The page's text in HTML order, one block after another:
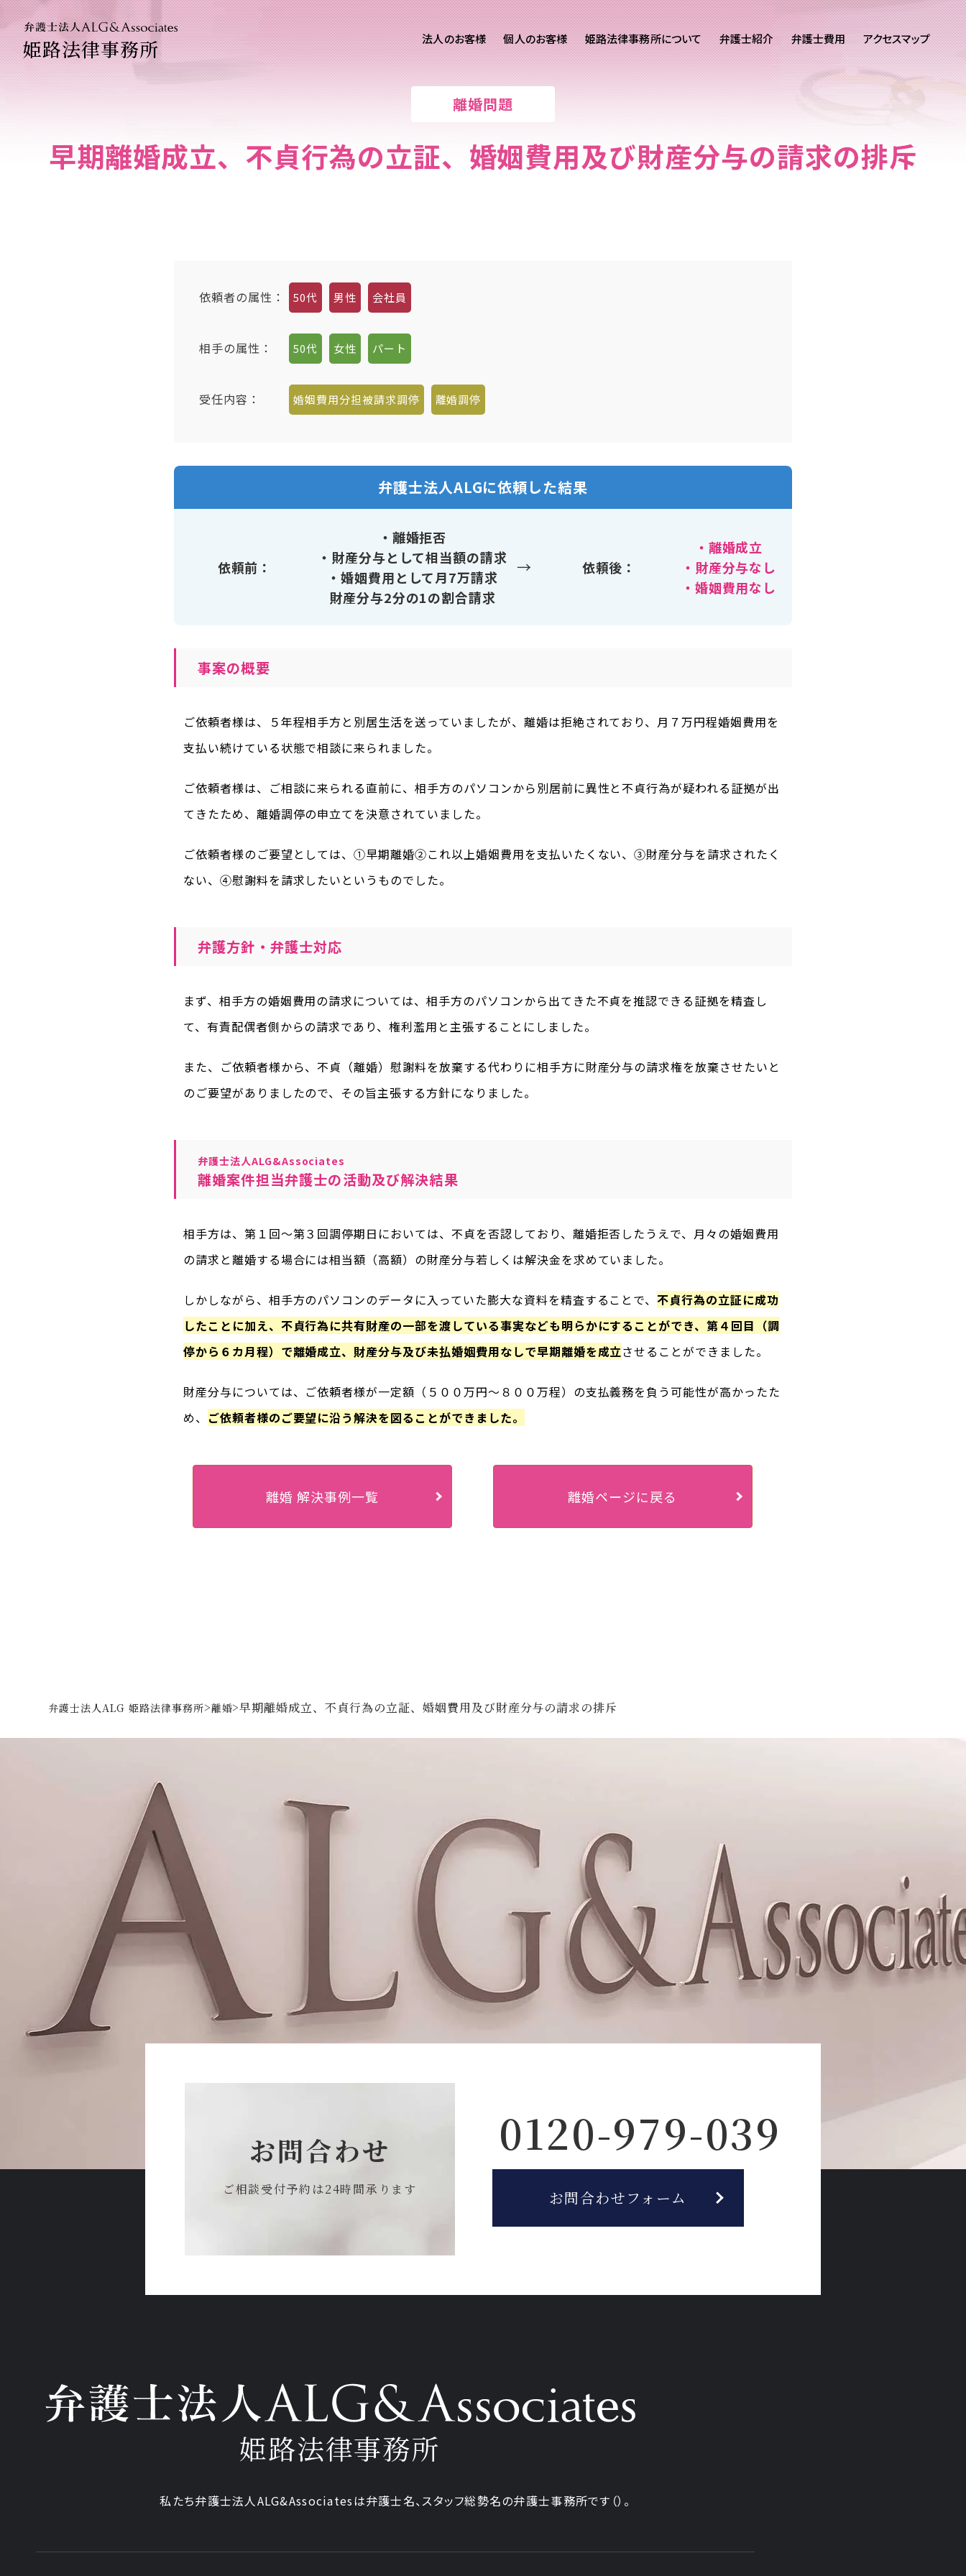
姫路法律事務所 法人のお客様 個人のお客様
個人のお客様ご相談
離婚問題 刑事事件
姫路法律事務所について 弁護士紹介 弁護士費用 アクセスマップ
離婚問題
早期離婚成立、不貞行為の立証、婚姻費用及び財産分与の請求の排斥
依頼者の属性： 50代 男性 会社員
相手の属性： 50代 女性 パート
受任内容： 婚姻費用分担被請求調停 離婚調停
弁護士法人ALGに依頼した結果
依頼前
・離婚拒否
・財産分与として相当額の請求
・婚姻費用として月7万請求
財産分与2分の1の割合請求
→ 依頼後
・離婚成立
・財産分与なし
・婚姻費用なし
事案の概要
ご依頼者様は、５年程相手方と別居生活を送っていましたが、離婚は拒絶されており、月７万円程婚姻費用を
支払い続けている状態で相談に来られました。
ご依頼者様は、ご相談に来られる直前に、相手方のパソコンから別居前に異性と不貞行為が疑われる証拠が出
てきたため、離婚調停の申立てを決意されていました。
ご依頼者様のご要望としては、①早期離婚②これ以上婚姻費用を支払いたくない、③財産分与を請求されたく
ない、④慰謝料を請求したいというものでした。
弁護方針・弁護士対応
まず、相手方の婚姻費用の請求については、相手方のパソコンから出てきた不貞を推認できる証拠を精査し
て、有責配偶者側からの請求であり、権利濫用と主張することにしました。
また、ご依頼者様から、不貞（離婚）慰謝料を放棄する代わりに相手方に財産分与の請求権を放棄させたいと
のご要望がありましたので、その旨主張する方針になりました。
弁護士法人ALG&Associates
離婚案件担当弁護士の活動及び解決結果
相手方は、第１回～第３回調停期日においては、不貞を否認しており、離婚拒否したうえで、月々の婚姻費用
の請求と離婚する場合には相当額（高額）の財産分与若しくは解決金を求めていました。
しかしながら、相手方のパソコンのデータに入っていた膨大な資料を精査することで、不貞行為の立証に成功
したことに加え、不貞行為に共有財産の一部を渡している事実なども明らかにすることができ、第４回目（調
停から６カ月程）で離婚成立、財産分与及び未払婚姻費用なしで早期離婚を成立させることができました。
財産分与については、ご依頼者様が一定額（５００万円～８００万程）の支払義務を負う可能性が高かったた
め、 ご依頼者様のご要望に沿う解決を図ることができました。
離婚 解決事例一覧 離婚ページに戻る
弁護士法人ALG 姫路法律事務所>離婚>早期離婚成立、不貞行為の立証、婚姻費用及び財産分与の請求の排斥
お問合わせ
ご相談受付予約は24時間承ります
0120-979-039
お問合わせフォーム
姫路法律事務所
私たち弁護士法人ALG&Associatesは弁護士名、スタッフ総勢名の弁護士事務所です （）。